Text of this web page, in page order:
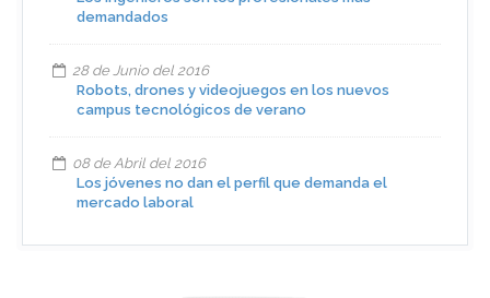
demandados
28 de Junio del 2016
Robots, drones y videojuegos en los nuevos
campus tecnológicos de verano
08 de Abril del 2016
Los jóvenes no dan el perfil que demanda el
mercado laboral